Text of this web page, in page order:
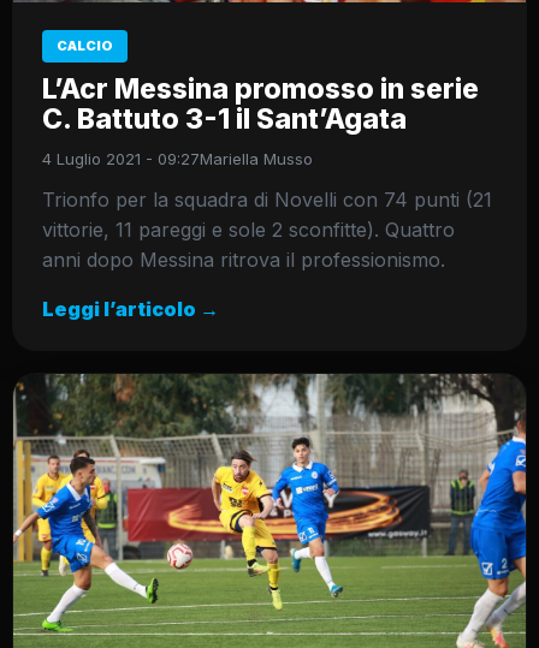
CALCIO
L’Acr Messina promosso in serie
C. Battuto 3-1 il Sant’Agata
4 Luglio 2021 - 09:27Mariella Musso
Trionfo per la squadra di Novelli con 74 punti (21
vittorie, 11 pareggi e sole 2 sconfitte). Quattro
anni dopo Messina ritrova il professionismo.
Leggi l’articolo →